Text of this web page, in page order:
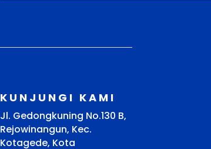
KUNJUNGI KAMI
Jl. Gedongkuning No.130 B,
Rejowinangun, Kec.
Kotagede, Kota